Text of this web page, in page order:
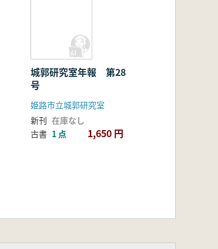
城郭研究室年報 第28
号
姫路市立城郭研究室
新刊 在庫なし
古書 1 点 1,650 円